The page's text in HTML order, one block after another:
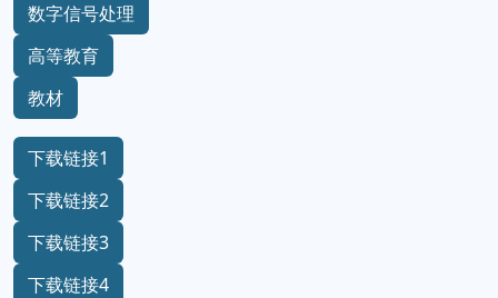
数字信号处理
高等教育
教材
下载链接1
下载链接2
下载链接3
下载链接4